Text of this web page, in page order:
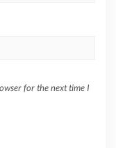
for the next time I